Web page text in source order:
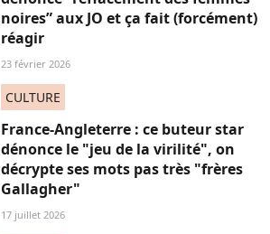
noires” aux JO et ça fait (forcément)
réagir
23 février 2026
CULTURE
France-Angleterre : ce buteur star
dénonce le "jeu de la virilité", on
décrypte ses mots pas très "frères
Gallagher"
17 juillet 2026